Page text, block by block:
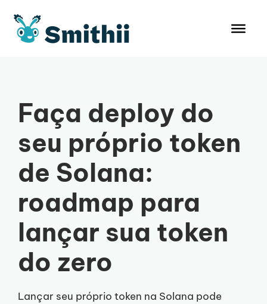
para
Faça deploy do
seu próprio token
de Solana:
roadmap para
lançar sua token
do zero
Lançar seu próprio token na Solana pode